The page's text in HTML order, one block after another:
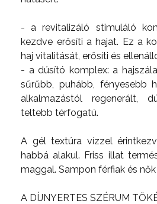
- a revitalizáló stimuláló
kezdve erősíti a hajat. Ez a
haj vitalitását, erősíti és
- a dúsító komplex: a
sűrűbb, puhább, fényesebb
alkalmazástól regenerált,
teltebb térfogatú.
A gél textúra vízzel
habbá alakul. Friss illat
maggal. Sampon férfiak és
A DÍJNYERTES SZÉRUM